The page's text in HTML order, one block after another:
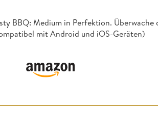
BBQ: Medium in Perfektion.
mit Android und iOS-Geräten)